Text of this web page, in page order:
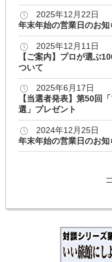
2025年12月22日
年末年始の営業日のお知
2025年12月11日
【ご案内】プロが選ぶ
ついて
2025年6月17日
【当選者発表】第50回
選」プレゼント
2024年12月25日
年末年始の営業日のお知